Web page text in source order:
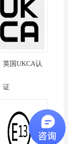
英国UKCA认
证